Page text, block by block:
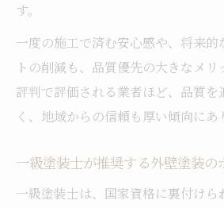
す。
一度の施工で済む安心感や、将来的
トの削減も、品質優先の大きなメ
評判で評価される業者ほど、品質を
く、地域からの信頼も厚い傾向にあ
一級塗装士が推奨する外壁塗装の
一級塗装士は、国家資格に裏付けら